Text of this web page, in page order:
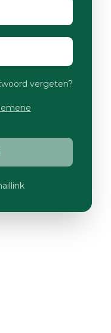
vergeten?